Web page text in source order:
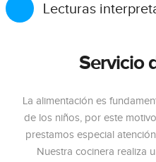
Lecturas
Servicio
La alimentación es
de los niños, por este
prestamos especial
Nuestra cocinera realiza